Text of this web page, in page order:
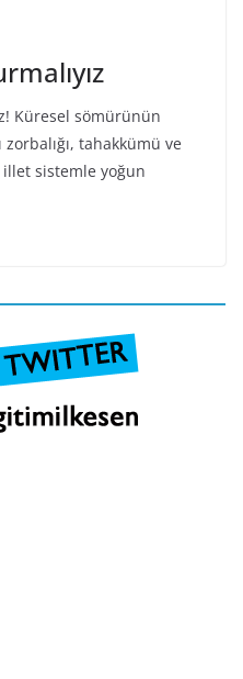
Küresel sömürünün
zorbalığı, tahakkümü ve
sistemle yoğun